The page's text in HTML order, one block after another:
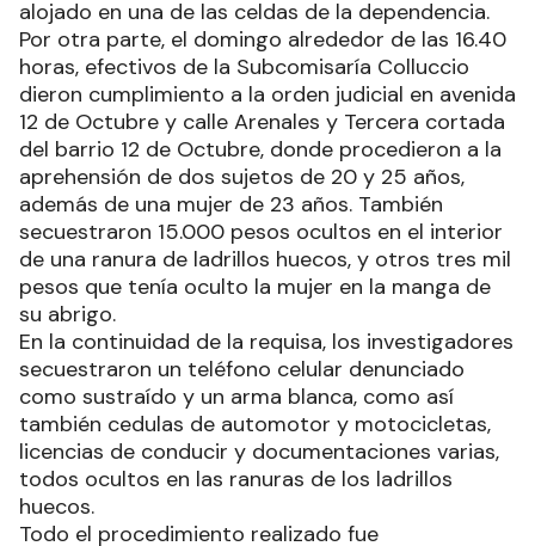
alojado en una de las celdas de la dependencia.
Por otra parte, el domingo alrededor de las 16.40
horas, efectivos de la Subcomisaría Colluccio
dieron cumplimiento a la orden judicial en avenida
12 de Octubre y calle Arenales y Tercera cortada
del barrio 12 de Octubre, donde procedieron a la
aprehensión de dos sujetos de 20 y 25 años,
además de una mujer de 23 años. También
secuestraron 15.000 pesos ocultos en el interior
de una ranura de ladrillos huecos, y otros tres mil
pesos que tenía oculto la mujer en la manga de
su abrigo.
En la continuidad de la requisa, los investigadores
secuestraron un teléfono celular denunciado
como sustraído y un arma blanca, como así
también cedulas de automotor y motocicletas,
licencias de conducir y documentaciones varias,
todos ocultos en las ranuras de los ladrillos
huecos.
Todo el procedimiento realizado fue